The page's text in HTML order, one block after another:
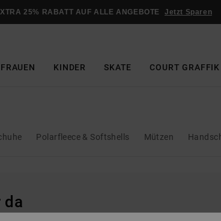
25% RABATT AUF ALLE ANGEBOTE Jetzt Sparen
FRAUEN KINDER SKATE COURT GRAFFIK
Polarfleece & Softshells Mützen
da